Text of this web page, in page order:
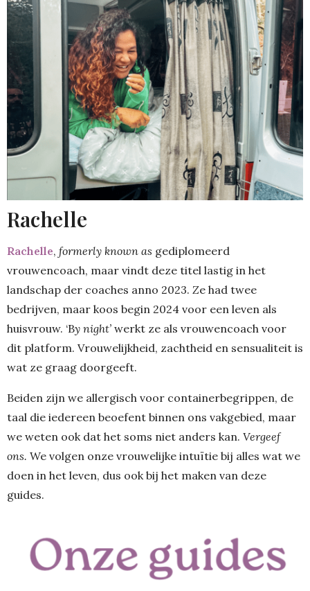
Rachelle
Rachelle, formerly known as gediplomeerd
vrouwencoach, maar vindt deze titel lastig in het
landschap der coaches anno 2023. Ze had twee
bedrijven, maar koos begin 2024 voor een leven als
huisvrouw. ‘By night’ werkt ze als vrouwencoach voor
dit platform. Vrouwelijkheid, zachtheid en sensualiteit is
wat ze graag doorgeeft.
Beiden zijn we allergisch voor containerbegrippen, de
taal die iedereen beoefent binnen ons vakgebied, maar
we weten ook dat het soms niet anders kan. Vergeef
ons. We volgen onze vrouwelijke intuïtie bij alles wat we
doen in het leven, dus ook bij het maken van deze
guides.